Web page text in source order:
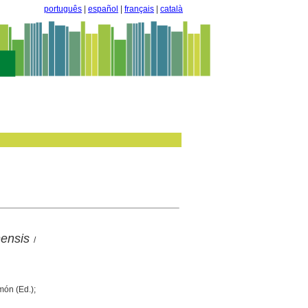
português español français català
/
(Ed.);